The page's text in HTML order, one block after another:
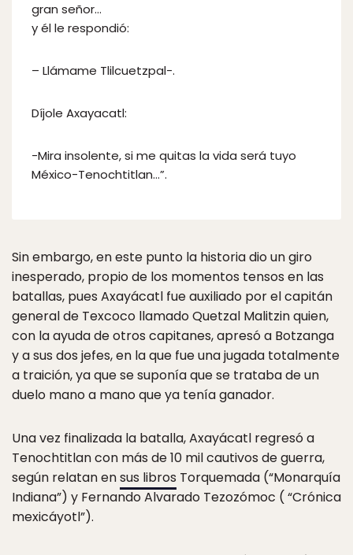
gran señor…
y él le respondió:
– Llámame Tlilcuetzpal-.
Díjole Axayacatl:
-Mira insolente, si me quitas la vida será tuyo
México-Tenochtitlan…”.
Sin embargo, en este punto la historia dio un giro
inesperado, propio de los momentos tensos en las
batallas, pues Axayácatl fue auxiliado por el capitán
general de Texcoco llamado Quetzal Malitzin quien,
con la ayuda de otros capitanes, apresó a Botzanga
y a sus dos jefes, en la que fue una jugada totalmente
a traición, ya que se suponía que se trataba de un
duelo mano a mano que ya tenía ganador.
Una vez finalizada la batalla, Axayácatl regresó a
Tenochtitlan con más de 10 mil cautivos de guerra,
según relatan ensus libros Torquemada (“Monarquía
Indiana”) y Fernando Alvarado Tezozómoc ( “Crónica
mexicáyotl”).